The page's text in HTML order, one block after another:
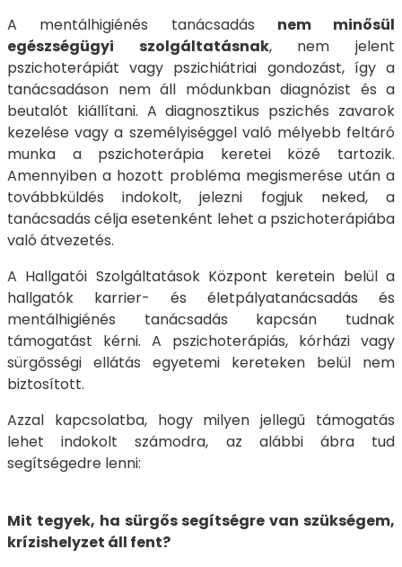
A mentálhigiénés tanácsadás nem minősül
egészségügyi szolgáltatásnak, nem jelent
pszichoterápiát vagy pszichiátriai gondozást, így a
tanácsadáson nem áll módunkban diagnózist és a
beutalót kiállítani. A diagnosztikus pszichés zavarok
kezelése vagy a személyiséggel való mélyebb feltáró
munka a pszichoterápia keretei közé tartozik.
Amennyiben a hozott probléma megismerése után a
továbbküldés indokolt, jelezni fogjuk neked, a
tanácsadás célja esetenként lehet a pszichoterápiába
való átvezetés.
A Hallgatói Szolgáltatások Központ keretein belül a
hallgatók karrier- és életpályatanácsadás és
mentálhigiénés tanácsadás kapcsán tudnak
támogatást kérni. A pszichoterápiás, kórházi vagy
sürgősségi ellátás egyetemi kereteken belül nem
biztosított.
Azzal kapcsolatba, hogy milyen jellegű támogatás
lehet indokolt számodra, az alábbi ábra tud
segítségedre lenni:
Mit tegyek, ha sürgős segítségre van szükségem,
krízishelyzet áll fent?